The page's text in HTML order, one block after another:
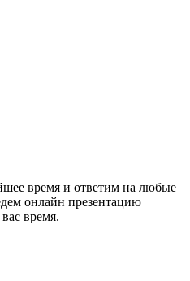
время и ответим на любые
онлайн презентацию
время.